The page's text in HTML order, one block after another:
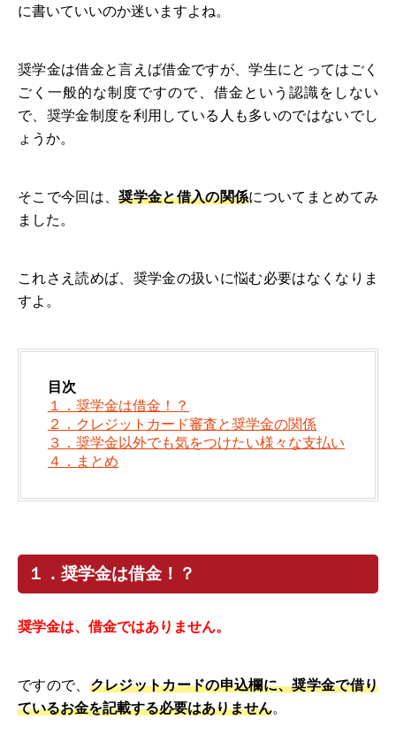
に書いていいのか迷いますよね。
奨学金は借金と言えば借金ですが、学生にとってはごく
ごく一般的な制度ですので、借金という認識をしない
で、奨学金制度を利用している人も多いのではないでし
ょうか。
そこで今回は、奨学金と借入の関係についてまとめてみ
ました。
これさえ読めば、奨学金の扱いに悩む必要はなくなりま
すよ。
目次
１．奨学金は借金！？
２．クレジットカード審査と奨学金の関係
３．奨学金以外でも気をつけたい様々な支払い
４．まとめ
１．奨学金は借金！？
奨学金は、借金ではありません。
ですので、 クレジットカードの申込欄に、奨学金で借り
ているお金を記載する必要はありません。